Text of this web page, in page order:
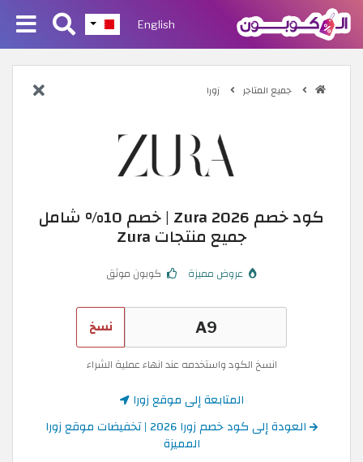
English
جميع المتاجر زورا
كود خصم Zura 2026 | خصم 10% شامل
جميع منتجات Zura
عروض مميزة كوبون موثق
نسخ
انسخ الكود واستخدمه عند انهاء عملية الشراء
المتابعة إلى موقع زورا
العودة إلى كود خصم زورا 2026 | تخفيضات موقع زورا
المميزة